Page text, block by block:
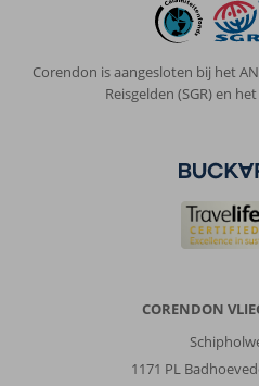
Corendon is aangesloten bij het
Reisgelden (SGR) en
CORENDON
1171 PL